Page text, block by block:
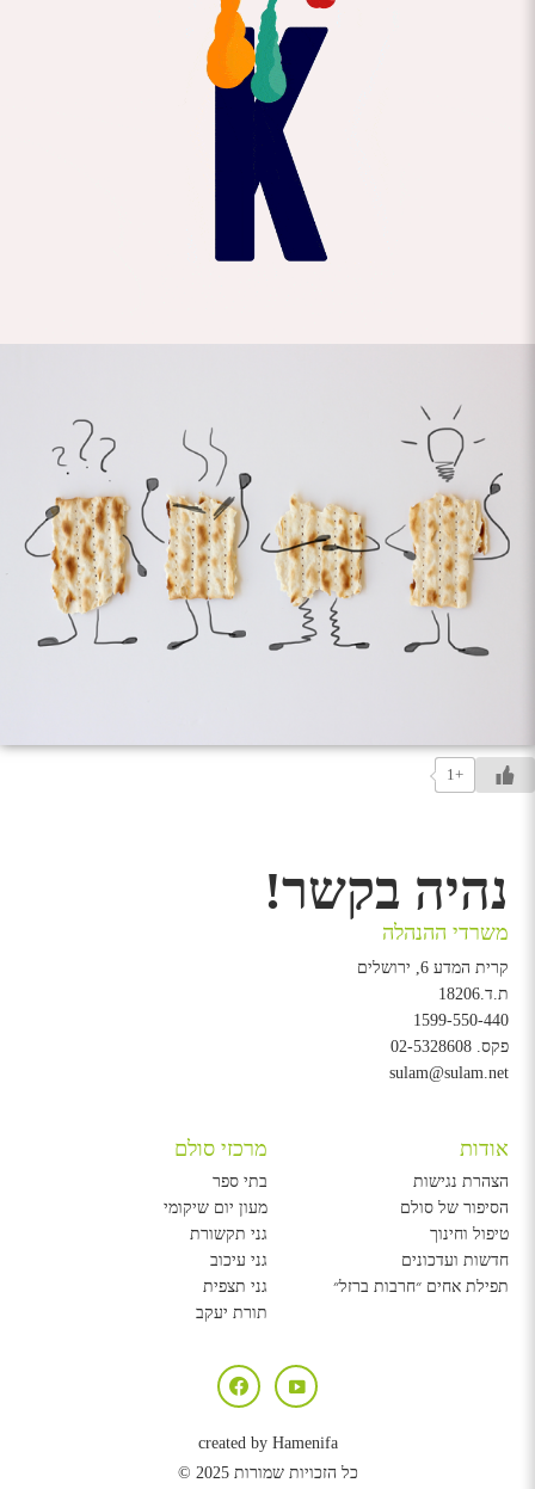
+1
נהיה בקשר!
משרדי ההנהלה
קרית המדע 6, ירושלים
ת.ד.18206
1599-550-440
פקס.02-5328608
sulam@sulam.net
מרכזי סולם
בתי ספר
מעון יום שיקומי
גני תקשורת
גני עיכוב
גני תצפית
תורת יעקב
אודות
הצהרת נגישות
הסיפור של סולם
טיפול וחינוך
חדשות ועדכונים
תפילת אחים ״חרבות ברזל״
created by Hamenifa
כל הזכויות שמורות 2025 ©